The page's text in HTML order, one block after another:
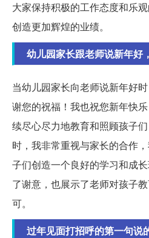
大家保持积极的工作态度和乐
创造更加辉煌的业绩。
幼儿园家长跟老师说新年好
当幼儿园家长向老师说新年好
谢您的祝福！我也祝您新年快
续尽心尽力地教育和照顾孩子
时，我非常重视与家长的合作
子们创造一个良好的学习和成
了谢意，也展示了老师对孩子
可。
过年见面打招呼的第一句说